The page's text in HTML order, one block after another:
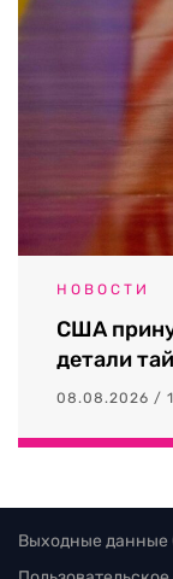
НОВОСТИ
США
детали
08.08.2026 /
Выходные данные